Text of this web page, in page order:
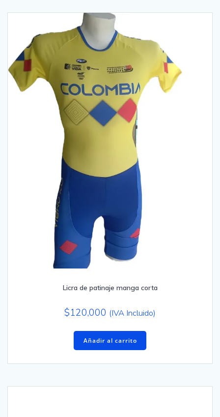
Licra de patinaje manga corta
$120,000 (IVA Incluido)
Añadir al carrito